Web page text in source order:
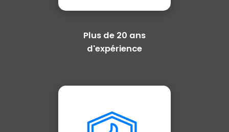
Plus de 20 ans
d'expérience